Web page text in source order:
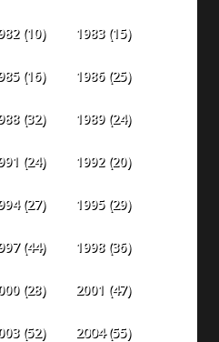
(10) 1983(15)
(16) 1986(25)
(32) 1989(24)
(24) 1992(20)
(27) 1995(29)
(44) 1998(36)
(28) 2001 (47)
(52) 2004(55)